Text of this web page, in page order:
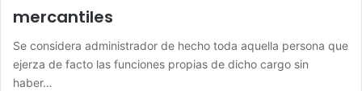
mercantiles
Se considera administrador de hecho toda aquella persona que
ejerza de facto las funciones propias de dicho cargo sin
haber…